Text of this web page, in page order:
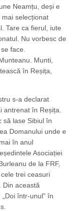
Neamțu, deși e
selecționat
Tare ca fierul, iute
Nu vorbesc de
face.
Munti,
în Reșița,
s-a declarat
în Reșița.
să lase Sibiul în
Domanului unde e
în anul
Asociației
de la FRF,
trei ceasuri
Din această
într-unul” în